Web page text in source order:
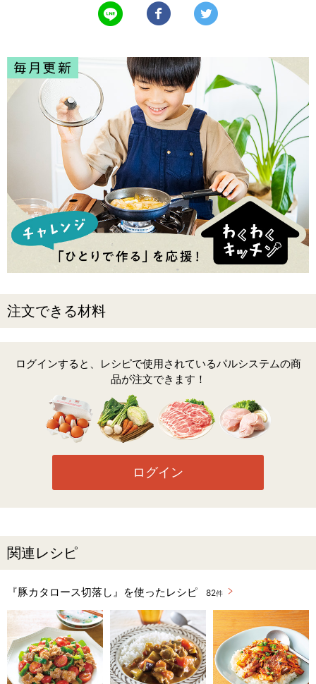
LINEで送る Facebookでシェアする
注文できる材料
ログインすると、レシピで使用されているパルシステムの商
品が注文できます！
ログイン
関連レシピ
『豚カタロース切落し』を使ったレシピ 82件